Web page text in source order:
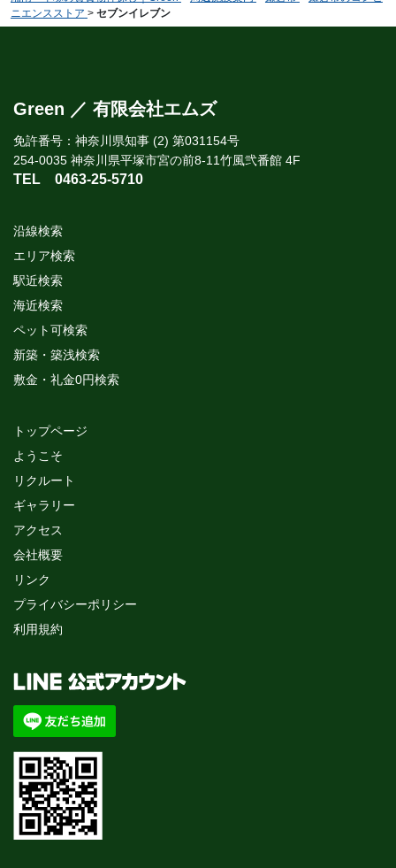
ニエンスストア > セブンイレブン
Green ／ 有限会社エムズ
免許番号：神奈川県知事 (2) 第031154号
254-0035 神奈川県平塚市宮の前8-11竹風弐番館 4F
TEL 0463-25-5710
沿線検索
エリア検索
駅近検索
海近検索
ペット可検索
新築・築浅検索
敷金・礼金0円検索
トップページ
ようこそ
リクルート
ギャラリー
アクセス
会社概要
リンク
プライバシーポリシー
利用規約